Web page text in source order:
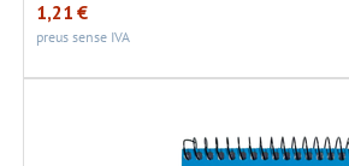
1,21 €
preus sense IVA